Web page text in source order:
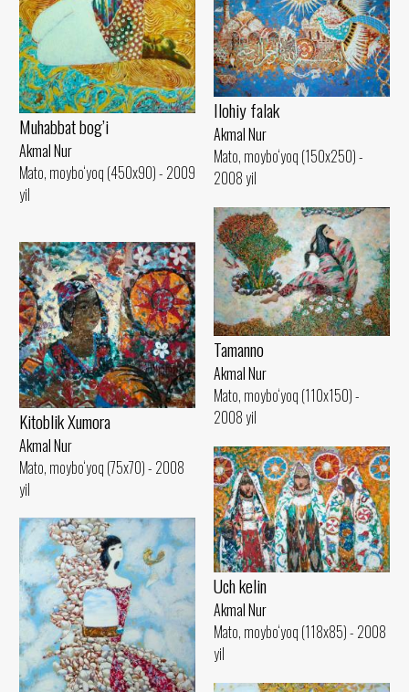
Muhabbat bog’i
Akmal Nur
Mato, moybo‘yoq (450x90) - 2009
yil
Ilohiy falak
Akmal Nur
Mato, moybo‘yoq (150x250) -
2008 yil
Tamanno
Akmal Nur
Mato, moybo‘yoq (110x150) -
2008 yil
Kitoblik Xumora
Akmal Nur
Mato, moybo‘yoq (75x70) - 2008
yil
Uch kelin
Akmal Nur
Mato, moybo‘yoq (118x85) - 2008
yil